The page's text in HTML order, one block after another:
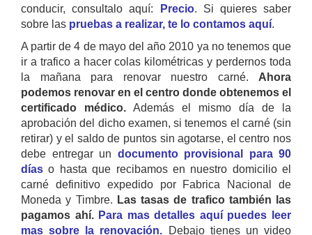
conducir, consultalo aquí:
Precio. Si quieres saber
sobre las pruebas a realizar, te lo contamos aquí.
A partir de 4 de mayo del año 2010 ya no tenemos que
ir a trafico a hacer colas kilométricas y perdernos toda
la mañana para renovar nuestro carné. Ahora
podemos renovar en el centro donde obtenemos el
certificado médico. Además el mismo día de la
aprobación del dicho examen, si tenemos el carné (sin
retirar) y el saldo de puntos sin agotarse, el centro nos
debe entregar un documento provisional para 90
días o hasta que recibamos en nuestro domicilio el
carné definitivo expedido por Fabrica Nacional de
Moneda y Timbre. Las tasas de trafico también las
pagamos ahí. Para mas detalles aquí puedes leer
mas sobre la renovación. Debajo tienes un video